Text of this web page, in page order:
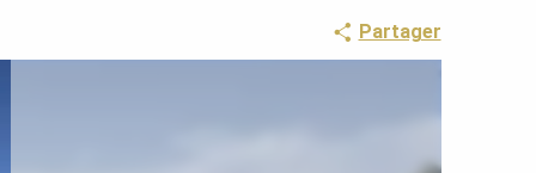
Partager